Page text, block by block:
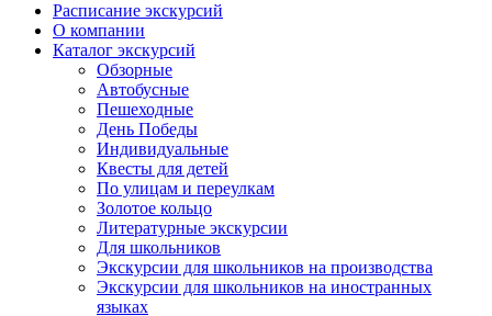
Расписание экскурсий
О компании
Каталог экскурсий
Обзорные
Автобусные
Пешеходные
День Победы
Индивидуальные
Квесты для детей
По улицам и переулкам
Золотое кольцо
Литературные экскурсии
Для школьников
Экскурсии для школьников на производства
Экскурсии для школьников на иностранных
языках